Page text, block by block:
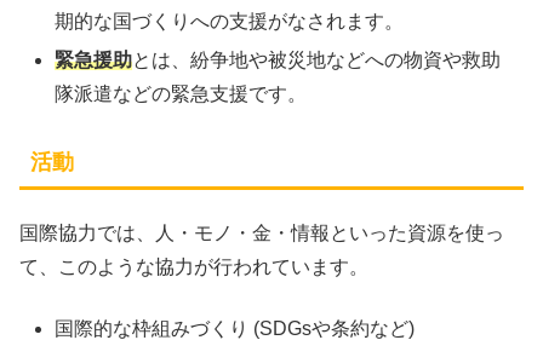
期的な国づくりへの支援がなされます。
緊急援助とは、紛争地や被災地などへの物資や救助
隊派遣などの緊急支援です。
活動
国際協力では、人・モノ・金・情報といった資源を使っ
て、このような協力が行われています。
国際的な枠組みづくり (SDGsや条約など)